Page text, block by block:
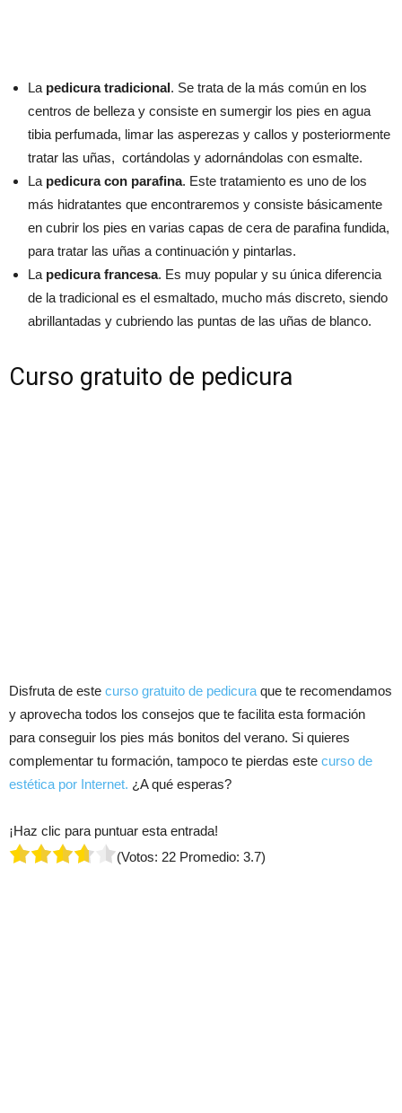
La pedicura tradicional. Se trata de la más común en los
centros de belleza y consiste en sumergir los pies en agua
tibia perfumada, limar las asperezas y callos y posteriormente
tratar las uñas, cortándolas y adornándolas con esmalte.
La pedicura con parafina. Este tratamiento es uno de los
más hidratantes que encontraremos y consiste básicamente
en cubrir los pies en varias capas de cera de parafina fundida,
para tratar las uñas a continuación y pintarlas.
La pedicura francesa. Es muy popular y su única diferencia
de la tradicional es el esmaltado, mucho más discreto, siendo
abrillantadas y cubriendo las puntas de las uñas de blanco.
Curso gratuito de pedicura
Disfruta de este curso gratuito de pedicura que te recomendamos
y aprovecha todos los consejos que te facilita esta formación
para conseguir los pies más bonitos del verano. Si quieres
complementar tu formación, tampoco te pierdas este curso de
estética por Internet. ¿A qué esperas?
¡Haz clic para puntuar esta entrada!
(Votos: 22 Promedio: 3.7)